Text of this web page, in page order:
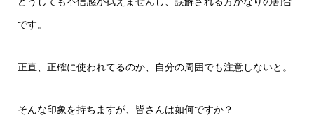
です。
正直、正確に使われてるのか、自分の周囲でも注意しないと。
そんな印象を持ちますが、皆さんは如何ですか？